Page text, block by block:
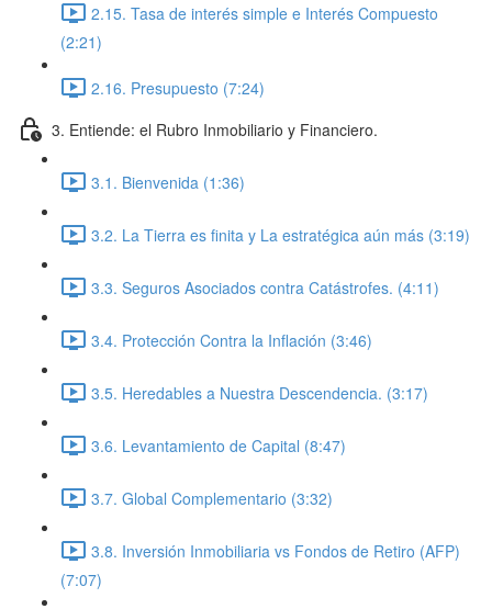
2.15. Tasa de interés simple e Interés Compuesto
(2:21)
2.16. Presupuesto (7:24)
3. Entiende: el Rubro Inmobiliario y Financiero.
3.1. Bienvenida (1:36)
3.2. La Tierra es finita y La estratégica aún más (3:19)
3.3. Seguros Asociados contra Catástrofes. (4:11)
3.4. Protección Contra la Inflación (3:46)
3.5. Heredables a Nuestra Descendencia. (3:17)
3.6. Levantamiento de Capital (8:47)
3.7. Global Complementario (3:32)
3.8. Inversión Inmobiliaria vs Fondos de Retiro (AFP)
(7:07)